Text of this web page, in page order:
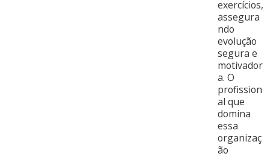
exercícios,
assegura
ndo
evolução
segura e
motivador
a. O
profission
al que
domina
essa
organizaç
ão